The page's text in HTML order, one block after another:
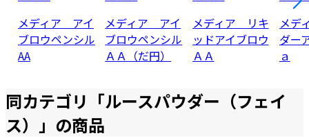
メディア アイ
ブロウペンシル
AA
メディア アイ
ブロウペンシル
ＡＡ（だ円）
メディア リキ
ッドアイブロウ
ＡＡ
メデ
ダー
ａ
同カテゴリ「ルースパウダー（フェイ
ス） 」の商品